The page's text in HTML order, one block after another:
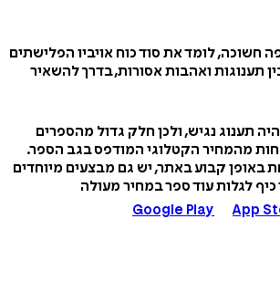
חשוכה, לומד את סוד כוח אויביו הפלישתים
תענוגות ואהבות אסורות, בדרך להשאיר
תענוג נגיש, ולכן חלק גדול מהספרים
מהמחיר הקטלוגי המודפס בגב הספר.
באופן קבוע באתר, יש גם מבצעים מיוחדים
כיף לגלות עוד ספר במחיר מעולה
Google Play
App